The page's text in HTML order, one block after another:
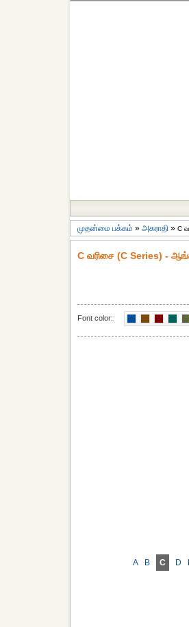
முதன்மை பக்கம் » அகராதி » C
C வரிசை (C Series) -
Font color:
A B C D